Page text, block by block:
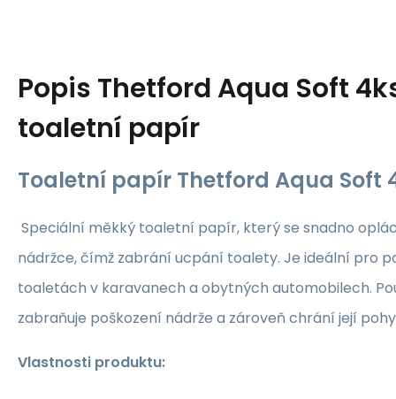
Popis Thetford Aqua Soft
toaletní papír
Toaletní papír Thetford Aqua Soft
Speciální měkký toaletní papír, který se snadno
nádržce, čímž zabrání ucpání toalety. Je ideální pro
toaletách v karavanech a obytných automobilech.
zabraňuje poškození nádrže a zároveň chrání její
Vlastnosti produktu: